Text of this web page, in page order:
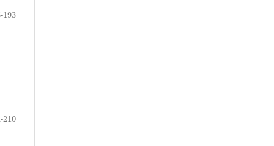
193
210